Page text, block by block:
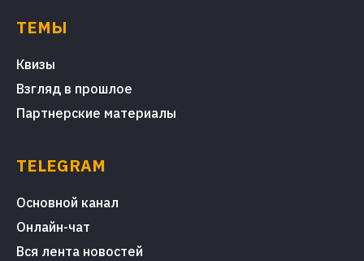
ТЕМЫ
Квизы
Взгляд в прошлое
Партнерские материалы
TELEGRAM
Основной канал
Онлайн-чат
Вся лента новостей